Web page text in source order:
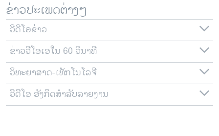
ສຽງ
ລາຍການກະຈາຍສຽງ
ລາຍງານ
ຕິດຕາມພວກເຮົາ ທີ່
ພາສາຕ່າງໆ
ຂ່າວປະເພດຕ່າງໆ
ວີດີໂອຂ່າວ
ຂ່າວວີໂອເອໃນ 60 ວິນາທີ
ວິທະຍາສາດ-ເທັກໂນໂລຈີ
ວີດີໂອ ອັງກິດສຳລັບລາຍງານ